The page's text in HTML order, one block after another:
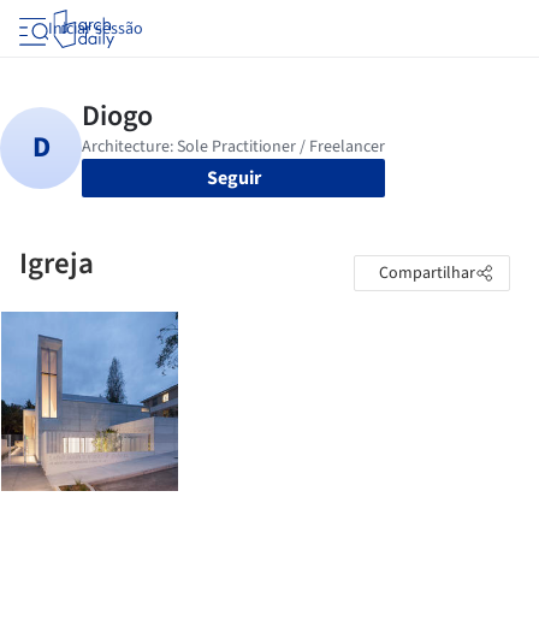
Iniciar sessão
Seguir
Igreja Compartilhar